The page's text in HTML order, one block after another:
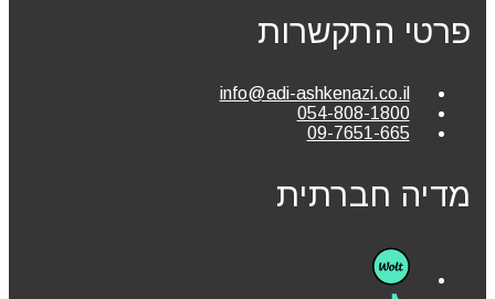
פרטי התקשרות
info@adi-ashkenazi.co.il
054-808-1800
09-7651-665
מדיה חברתית